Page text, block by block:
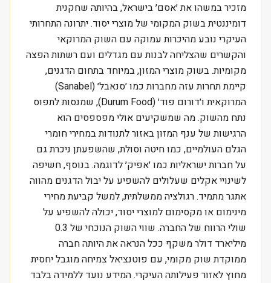
מזכיר במשהו את ׳אסם׳ בישראל, בהיותה שחקנית
דומיננטית בשוק המקומי של מוצרי יסוד. יתרונה התחרותי
העיקרי נובע מהיכרות עמוקה עם השוק המרוקאי
והקשרים שהצליחה לבנות עם מגדלים ועם רשתות הפצה
מקומיות. בשוק מוצרי המזון, במיוחד בתחום הדגנים,
קיימת תחרות עזה מחברות כמו ׳סנאבל׳ (Sanabel)
המרוקאית ו׳דורום פוד׳ (Durum Food), שמנסות לתפוס
נתח מהשוק. מה שמשקיעים אולי מפספסים הוא
הרגישות של ענף המזון באזור לתנודות במחירי חומרי
הגלם העולמיים, כמו חיטה וסולת, שהשפעתן ניכרת גם
על חברות ישראליות כמו ׳אפיק׳ לדוגמה. בנוסף, חשיפה
לשינויי אקלים שעלולים להשפיע על יבול הדגנים מהווה
אתגר מתמיד. רגולציה ממשלתית, למשל קביעת מחירי
מינימום או מקסימום למוצרי יסוד, יכולה להשפיע על
שולי הרווח של החברה. שווי השוק הנוכחי של 0.3
מיליארד דולר משקף ככל הנראה את היותה חברה
ממוקדת שוק מקומי, עם פוטנציאל צמיחה מוגבל יחסית
מחוץ לאזור פעילותה העיקרי. המידע נועד ללמידה בלבד